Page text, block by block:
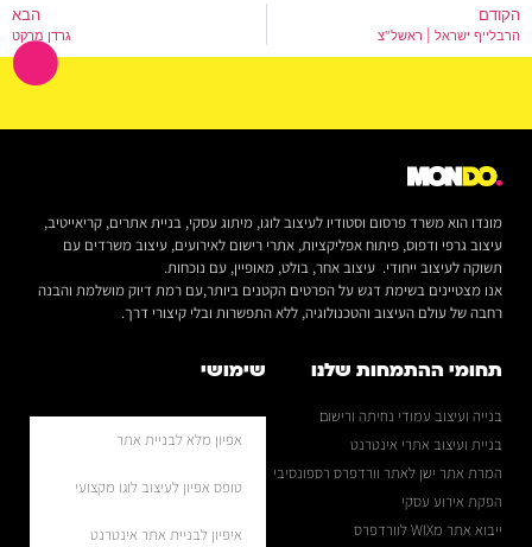
הקודם
הרבלייף ישראל | ראשל"צ
הבא
גרדן מרקט
מונדו הוא משרד פרסום וסטודיו לעיצוב לוגו, מיתוג עסקי, בניית אתרים, קריאייטיב,
עיצוב גרפי ודפוס, פיתוח אפליקציות, אתרי רישום לאירועים, עיצוב משרדים עם
תשוקה לעיצוב ייחודי. עיצוב אחר, בולט, מאופיין, עם נוכחות.
אנו מצטיינים בשימת דגש על הפרטים הקטנים ביותר,עם רמת דיוק מושלמת והבנה
רחבה של עולם העיצוב והטכנולוגיה, ללא התפשרות ובלי קיצורי דרך.
תחומי ההתמחות שלנו
בנייה ועיצוב עמודי נחיתה ורישום
בניית ועיצוב אתרי אינטרנט
המרת אתר ישן לאתר וורדפרס רספונסיבי
הפקת אירוע עסקי
ייבוא אתר מWIX לוורדפרס
שימושי
אפיון מלא לבניית אתר
טופס אפיון לעיצוב לוגו מקצועי
איפיון לבניית אתר אינטרנט